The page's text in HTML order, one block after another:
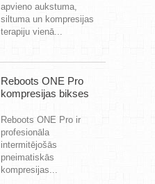
apvieno aukstuma,
siltuma un kompresijas
terapiju vienā...
Reboots ONE Pro
kompresijas bikses
Reboots ONE Pro ir
profesionāla
intermitējošās
pneimatiskās
kompresijas...